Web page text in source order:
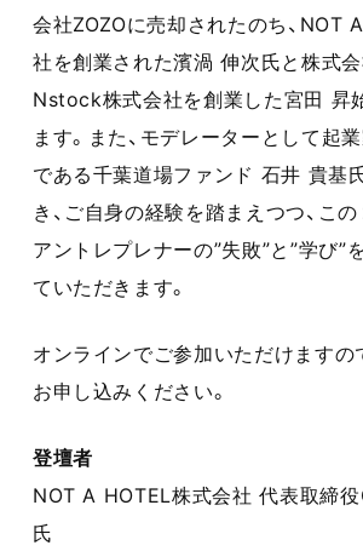
会社ZOZOに売却されたのち、NOT
社を創業された濱渦 伸次氏と株式
Nstock株式会社を創業した宮田 昇
ます。また、モデレーターとして起
である千葉道場ファンド 石井 貴基
き、ご自身の経験を踏まえつつ、こ
アントレプレナーの”失敗”と”学び”
ていただきます。
オンラインでご参加いただけますの
お申し込みください。
登壇者
NOT A HOTEL株式会社 代表取締
氏